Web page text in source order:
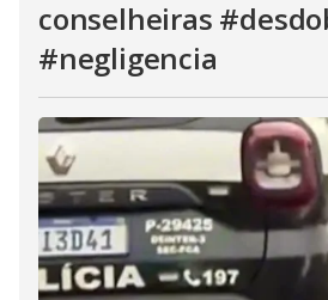
conselheiras
#negligencia